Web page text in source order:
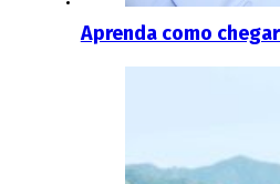
Aprenda como